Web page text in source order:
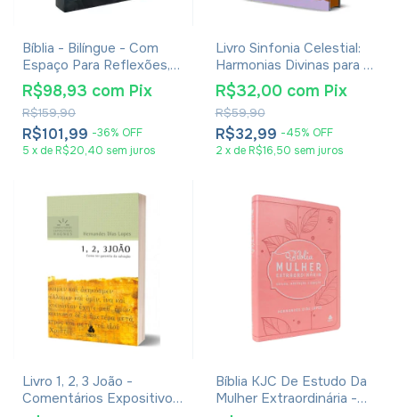
Bíblia - Bilíngue - Com
Espaço Para Reflexões,
Orações E Anotações
R$101,99 -36% OFF
R$159,90
R$98,93 com Pix
5 x de R$20,40 sem juros
Livro Sinfonia Celestial:
Harmonias Divinas para a
Alma e o Coração - A. W.
Tozer
R$32,99 -45% OFF
R$59,90
R$32,00 com Pix
2 x de R$16,50 sem juros
Livro 1, 2, 3 João -
Comentários Expositivos
Bíblia KJC De Estudo Da
Mulher Extraordinária -